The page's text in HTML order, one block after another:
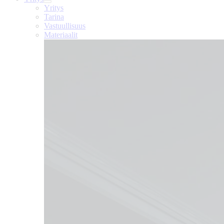
Yritys
Tarina
Vastuullisuus
Materiaalit